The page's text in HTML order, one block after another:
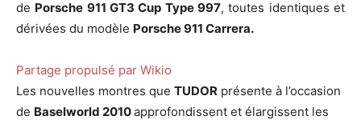
de Porsche 911 GT3 Cup Type 997, toutes identiques et
dérivées du modèle Porsche 911 Carrera.
Partage propulsé par Wikio
Les nouvelles montres que TUDOR présente à l’occasion
de Baselworld 2010approfondissent et élargissent les